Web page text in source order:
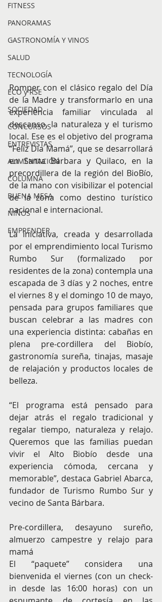
FITNESS
PANORAMAS
GASTRONOMÍA Y VINOS
SALUD
TECNOLOGÍA
ECO y RSE
SOCIEDAD
CONCURSOS
ENTREVISTAS
ALIMENTACIÓN
COLUMNA
BUENA MESA
NIÑOS
EMPRENDER
Romper con el clásico regalo del Día
de la Madre y transformarlo en una
experiencia familiar vinculada al
descanso, la naturaleza y el turismo
local. Ese es el objetivo del programa
“Feliz Día Mamá”, que se desarrollará
en Santa Bárbara y Quilaco, en la
precordillera de la región del BioBío,
de la mano con visibilizar el potencial
de la zona como destino turístico
nacional e internacional.
La iniciativa, creada y desarrollada
por el emprendimiento local Turismo
Rumbo Sur (formalizado por
residentes de la zona) contempla una
escapada de 3 días y 2 noches, entre
el viernes 8 y el domingo 10 de mayo,
pensada para grupos familiares que
buscan celebrar a las madres con
una experiencia distinta: cabañas en
plena pre-cordillera del Biobío,
gastronomía sureña, tinajas, masaje
de relajación y productos locales de
belleza.
“El programa está pensado para
dejar atrás el regalo tradicional y
regalar tiempo, naturaleza y relajo.
Queremos que las familias puedan
vivir el Alto Biobío desde una
experiencia cómoda, cercana y
memorable”, destaca Gabriel Abarca,
fundador de Turismo Rumbo Sur y
vecino de Santa Bárbara.
Pre-cordillera, desayuno sureño,
almuerzo campestre y relajo para
mamá
El “paquete” considera una
bienvenida el viernes (con un check-
in desde las 16:00 horas) con un